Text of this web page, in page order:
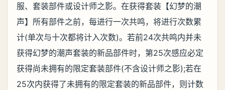
服、套装部件或设计师之影。在获得套装【幻梦的潮
声】所有部件之前，每进行一次共鸣，将进行次数累
计(单次与十次都将计入次数)。若前24次共鸣内并未
获得幻梦的潮声套装的新品部件时，第25次感应必定
获得尚未拥有的限定套装部件(不含设计师之影);若在
25次内获得了未拥有的限定套装的新品部件，则计数